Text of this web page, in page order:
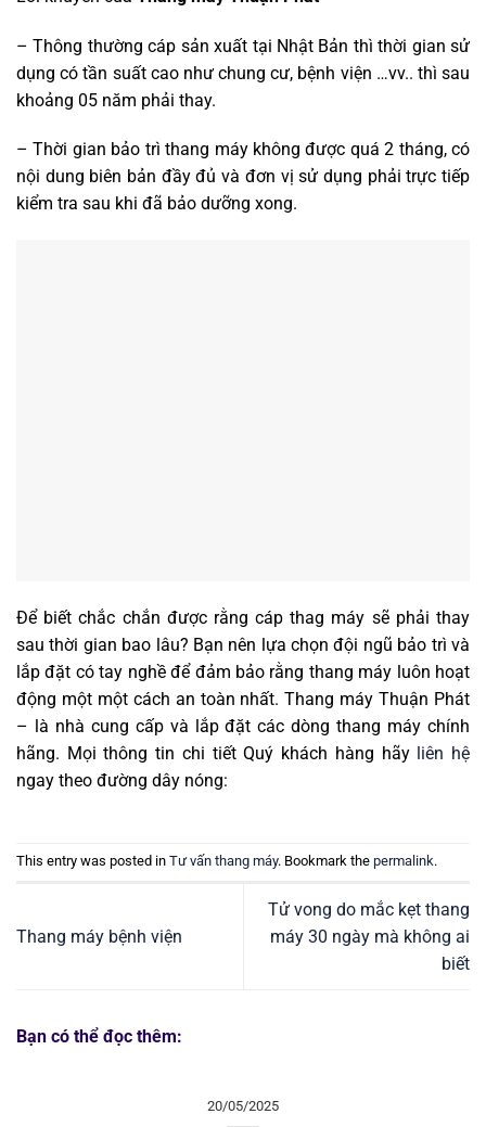
– Thông thường cáp sản xuất tại Nhật Bản thì thời gian sử
dụng có tần suất cao như chung cư, bệnh viện …vv.. thì sau
khoảng 05 năm phải thay.
– Thời gian bảo trì thang máy không được quá 2 tháng, có
nội dung biên bản đầy đủ và đơn vị sử dụng phải trực tiếp
kiểm tra sau khi đã bảo dưỡng xong.
Để biết chắc chắn được rằng cáp thag máy sẽ phải thay
sau thời gian bao lâu? Bạn nên lựa chọn đội ngũ bảo trì và
lắp đặt có tay nghề để đảm bảo rằng thang máy luôn hoạt
động một một cách an toàn nhất. Thang máy Thuận Phát
– là nhà cung cấp và lắp đặt các dòng thang máy chính
hãng. Mọi thông tin chi tiết Quý khách hàng hãy liên hệ
ngay theo đường dây nóng:
This entry was posted in Tư vấn thang máy. Bookmark the permalink.
Thang máy bệnh viện
Tử vong do mắc kẹt thang
máy 30 ngày mà không ai
biết
Bạn có thể đọc thêm:
20/05/2025